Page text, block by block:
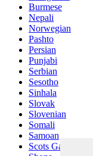
Burmese
Nepali
Norwegian
Pashto
Persian
Punjabi
Serbian
Sesotho
Sinhala
Slovak
Slovenian
Somali
Samoan
Scots Gaelic